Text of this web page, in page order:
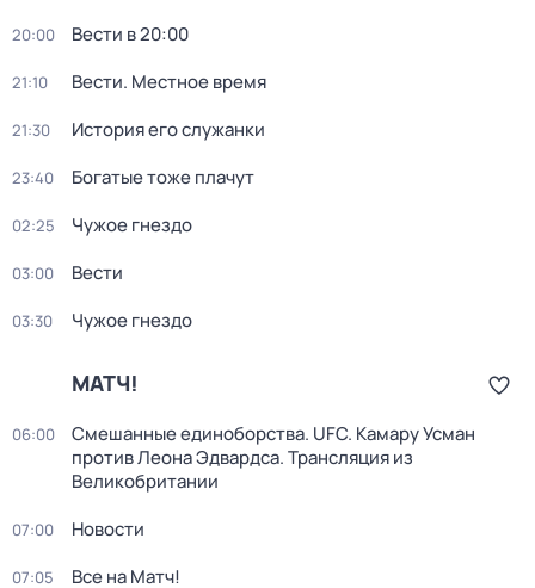
20:00 Вести в 20:00
21:10 Вести. Местное время
21:30 История его служанки
23:40 Богатые тоже плачут
02:25 Чужое гнездо
03:00 Вести
03:30 Чужое гнездо
МАТЧ!
06:00
Смешанные единоборства. UFC. Камару Усман
против Леона Эдвардса. Трансляция из
Великобритании
07:00 Новости
07:05 Все на Матч!